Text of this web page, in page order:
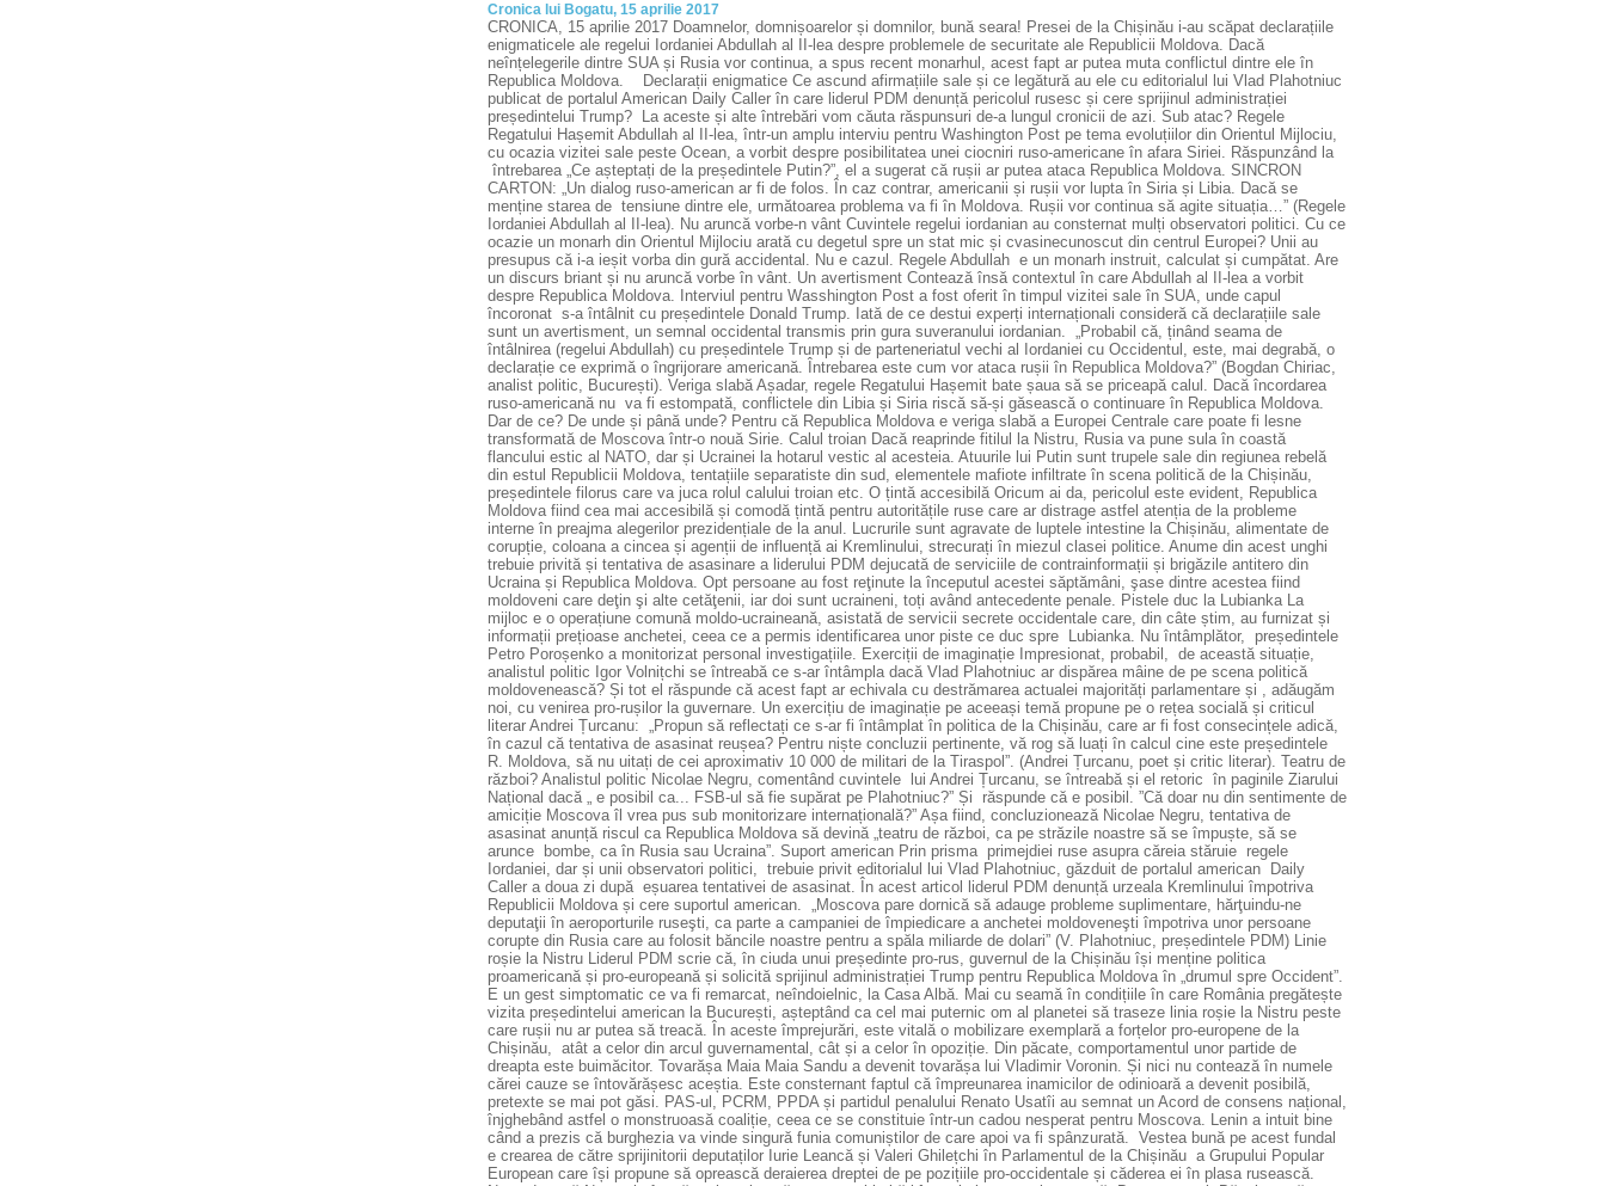
Cronica lui Bogatu, 15 aprilie 2017
CRONICA, 15 aprilie 2017 Doamnelor, domnișoarelor și domnilor, bună seara! Presei de la Chișinău i-au scăpat declarațiile
enigmaticele ale regelui Iordaniei Abdullah al II-lea despre problemele de securitate ale Republicii Moldova. Dacă
neînțelegerile dintre SUA și Rusia vor continua, a spus recent monarhul, acest fapt ar putea muta conflictul dintre ele în
Republica Moldova.
Declarații enigmatice Ce ascund afirmațiile sale și ce legătură au ele cu editorialul lui Vlad Plahotniuc
publicat de portalul American Daily Caller în care liderul PDM denunță pericolul rusesc și cere sprijinul administrației
președintelui Trump? La aceste și alte întrebări vom căuta răspunsuri de-a lungul cronicii de azi. Sub atac? Regele
Regatului Hașemit Abdullah al II-lea, într-un amplu interviu pentru Washington Post pe tema evoluțiilor din Orientul Mijlociu,
cu ocazia vizitei sale peste Ocean, a vorbit despre posibilitatea unei ciocniri ruso-americane în afara Siriei. Răspunzând la
întrebarea „Ce așteptați de la președintele Putin?”, el a sugerat că rușii ar putea ataca Republica Moldova. SINCRON
CARTON: „Un dialog ruso-american ar fi de folos. În caz contrar, americanii și rușii vor lupta în Siria și Libia. Dacă se
menține starea de tensiune dintre ele, următoarea problema va fi în Moldova. Rușii vor continua să agite situația…” (Regele
Iordaniei Abdullah al II-lea). Nu aruncă vorbe-n vânt Cuvintele regelui iordanian au consternat mulți observatori politici. Cu ce
ocazie un monarh din Orientul Mijlociu arată cu degetul spre un stat mic și cvasinecunoscut din centrul Europei? Unii au
presupus că i-a ieșit vorba din gură accidental. Nu e cazul. Regele Abdullah e un monarh instruit, calculat și cumpătat. Are
un discurs briant și nu aruncă vorbe în vânt. Un avertisment Contează însă contextul în care Abdullah al II-lea a vorbit
despre Republica Moldova. Interviul pentru Wasshington Post a fost oferit în timpul vizitei sale în SUA, unde capul
încoronat s-a întâlnit cu președintele Donald Trump. Iată de ce destui experți internaționali consideră că declarațiile sale
sunt un avertisment, un semnal occidental transmis prin gura suveranului iordanian. „Probabil că, ținând seama de
întâlnirea (regelui Abdullah) cu președintele Trump și de parteneriatul vechi al Iordaniei cu Occidentul, este, mai degrabă, o
declarație ce exprimă o îngrijorare americană. Întrebarea este cum vor ataca rușii în Republica Moldova?” (Bogdan Chiriac,
analist politic, București). Veriga slabă Așadar, regele Regatului Hașemit bate șaua să se priceapă calul. Dacă încordarea
ruso-americană nu va fi estompată, conflictele din Libia și Siria riscă să-și găsească o continuare în Republica Moldova.
Dar de ce? De unde și până unde? Pentru că Republica Moldova e veriga slabă a Europei Centrale care poate fi lesne
transformată de Moscova într-o nouă Sirie. Calul troian Dacă reaprinde fitilul la Nistru, Rusia va pune sula în coastă
flancului estic al NATO, dar și Ucrainei la hotarul vestic al acesteia. Atuurile lui Putin sunt trupele sale din regiunea rebelă
din estul Republicii Moldova, tentațiile separatiste din sud, elementele mafiote infiltrate în scena politică de la Chișinău,
președintele filorus care va juca rolul calului troian etc. O țintă accesibilă Oricum ai da, pericolul este evident, Republica
Moldova fiind cea mai accesibilă și comodă țintă pentru autoritățile ruse care ar distrage astfel atenția de la probleme
interne în preajma alegerilor prezidențiale de la anul. Lucrurile sunt agravate de luptele intestine la Chișinău, alimentate de
corupție, coloana a cincea și agenții de influență ai Kremlinului, strecurați în miezul clasei politice. Anume din acest unghi
trebuie privită și tentativa de asasinare a liderului PDM dejucată de serviciile de contrainformații și brigăzile antitero din
Ucraina și Republica Moldova. Opt persoane au fost reţinute la începutul acestei săptămâni, şase dintre acestea fiind
moldoveni care deţin şi alte cetăţenii, iar doi sunt ucraineni, toți având antecedente penale. Pistele duc la Lubianka La
mijloc e o operațiune comună moldo-ucraineană, asistată de servicii secrete occidentale care, din câte știm, au furnizat și
informații prețioase anchetei, ceea ce a permis identificarea unor piste ce duc spre Lubianka. Nu întâmplător, președintele
Petro Poroșenko a monitorizat personal investigațiile. Exerciții de imaginație Impresionat, probabil, de această situație,
analistul politic Igor Volnițchi se întreabă ce s-ar întâmpla dacă Vlad Plahotniuc ar dispărea mâine de pe scena politică
moldovenească? Și tot el răspunde că acest fapt ar echivala cu destrămarea actualei majorități parlamentare și , adăugăm
noi, cu venirea pro-rușilor la guvernare. Un exercițiu de imaginație pe aceeași temă propune pe o rețea socială și criticul
literar Andrei Țurcanu: „Propun să reflectați ce s-ar fi întâmplat în politica de la Chișinău, care ar fi fost consecințele adică,
în cazul că tentativa de asasinat reușea? Pentru niște concluzii pertinente, vă rog să luați în calcul cine este președintele
R. Moldova, să nu uitați de cei aproximativ 10 000 de militari de la Tiraspol”. (Andrei Țurcanu, poet și critic literar). Teatru de
război? Analistul politic Nicolae Negru, comentând cuvintele lui Andrei Țurcanu, se întreabă și el retoric în paginile Ziarului
Național dacă „ e posibil ca... FSB-ul să fie supărat pe Plahotniuc?” Și răspunde că e posibil. ”Că doar nu din sentimente de
amiciție Moscova îl vrea pus sub monitorizare internațională?” Așa fiind, concluzionează Nicolae Negru, tentativa de
asasinat anunță riscul ca Republica Moldova să devină „teatru de război, ca pe străzile noastre să se împuște, să se
arunce bombe, ca în Rusia sau Ucraina”. Suport american Prin prisma primejdiei ruse asupra căreia stăruie regele
Iordaniei, dar și unii observatori politici, trebuie privit editorialul lui Vlad Plahotniuc, găzduit de portalul american Daily
Caller a doua zi după eșuarea tentativei de asasinat. În acest articol liderul PDM denunță urzeala Kremlinului împotriva
Republicii Moldova și cere suportul american. „Moscova pare dornică să adauge probleme suplimentare, hărţuindu-ne
deputaţii în aeroporturile ruseşti, ca parte a campaniei de împiedicare a anchetei moldoveneşti împotriva unor persoane
corupte din Rusia care au folosit băncile noastre pentru a spăla miliarde de dolari” (V. Plahotniuc, președintele PDM) Linie
roșie la Nistru Liderul PDM scrie că, în ciuda unui președinte pro-rus, guvernul de la Chișinău își menține politica
proamericană și pro-europeană și solicită sprijinul administrației Trump pentru Republica Moldova în „drumul spre Occident”.
E un gest simptomatic ce va fi remarcat, neîndoielnic, la Casa Albă. Mai cu seamă în condițiile în care România pregătește
vizita președintelui american la București, așteptând ca cel mai puternic om al planetei să traseze linia roșie la Nistru peste
care rușii nu ar putea să treacă. În aceste împrejurări, este vitală o mobilizare exemplară a forțelor pro-europene de la
Chișinău, atât a celor din arcul guvernamental, cât și a celor în opoziție. Din păcate, comportamentul unor partide de
dreapta este buimăcitor. Tovarășa Maia Maia Sandu a devenit tovarășa lui Vladimir Voronin. Și nici nu contează în numele
cărei cauze se întovărășesc aceștia. Este consternant faptul că împreunarea inamicilor de odinioară a devenit posibilă,
pretexte se mai pot găsi. PAS-ul, PCRM, PPDA și partidul penalului Renato Usatîi au semnat un Acord de consens național,
înjghebând astfel o monstruoasă coaliție, ceea ce se constituie într-un cadou nesperat pentru Moscova. Lenin a intuit bine
când a prezis că burghezia va vinde singură funia comuniștilor de care apoi va fi spânzurată. Vestea bună pe acest fundal
e crearea de către sprijinitorii deputaților Iurie Leancă și Valeri Ghilețchi în Parlamentul de la Chișinău a Grupului Popular
European care își propune să oprească deraierea dreptei de pe pozițiile pro-occidentale și căderea ei în plasa rusească.